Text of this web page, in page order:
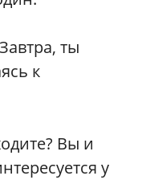
ты
к
Вы и
у